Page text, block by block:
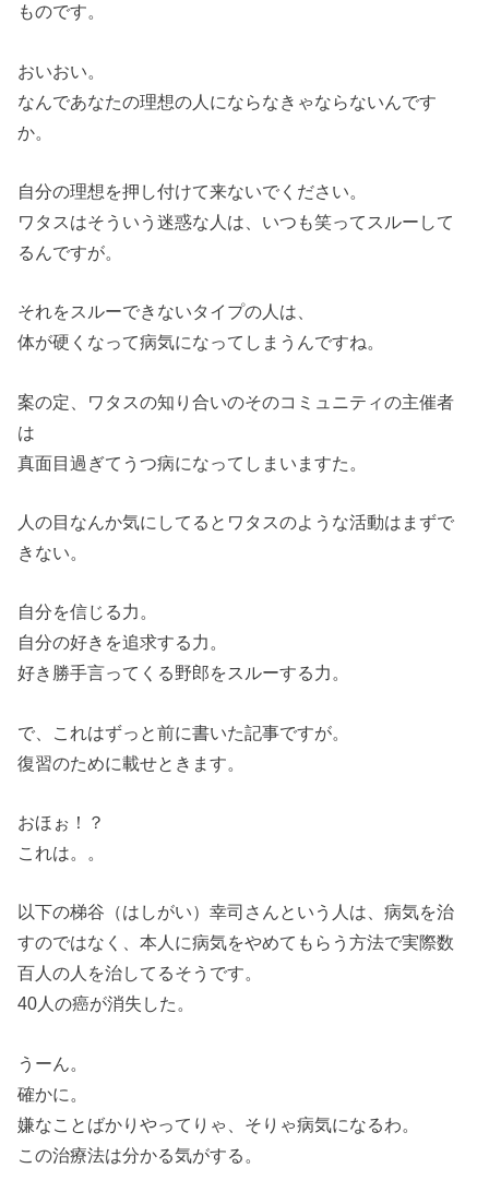
ものです。
おいおい。
なんであなたの理想の人にならなきゃならないんです
か。
自分の理想を押し付けて来ないでください。
ワタスはそういう迷惑な人は、いつも笑ってスルーして
るんですが。
それをスルーできないタイプの人は、
体が硬くなって病気になってしまうんですね。
案の定、ワタスの知り合いのそのコミュニティの主催者
は
真面目過ぎてうつ病になってしまいますた。
人の目なんか気にしてるとワタスのような活動はまずで
きない。
自分を信じる力。
自分の好きを追求する力。
好き勝手言ってくる野郎をスルーする力。
で、これはずっと前に書いた記事ですが。
復習のために載せときます。
おほぉ！？
これは。。
以下の梯谷（はしがい）幸司さんという人は、病気を治
すのではなく、本人に病気をやめてもらう方法で実際数
百人の人を治してるそうです。
40人の癌が消失した。
うーん。
確かに。
嫌なことばかりやってりゃ、そりゃ病気になるわ。
この治療法は分かる気がする。